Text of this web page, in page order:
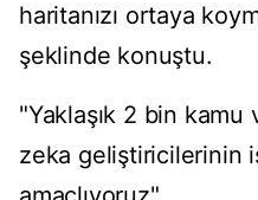
haritanızı ortaya
şeklinde konuştu.
"Yaklaşık 2 bin
zeka geliştiricilerinin